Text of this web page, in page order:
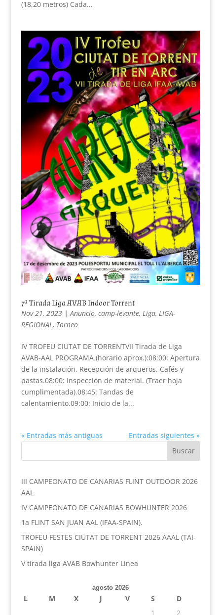
(18,20 metros) Cada...
7ª Tirada Liga AVAB Indoor Torrent
Nov 21, 2023| Anuncio, camp-levante, Liga, LIGA-
REGIONAL, Torneo
IV TROFEU CIUTAT DE TORRENTVII Tirada de Liga
AVAB-AAL PROGRAMA (horario aprox.):08:00: Apertura
de la instalación. Recepción de arqueros. Cafés y
pastas.08:00: Inspección de material. (Traer hoja
cumplimentada).08:45: Tandas de
calentamiento.09:00: Inicio de la...
« Entradas más antiguas Entradas siguientes »
III CAMPEONATO DE CANARIAS FLINT OUTDOOR 2026
AAL
IV CAMPEONATO DE CANARIAS BOWHUNTER 2026
1a FLINT SAN JUAN AAL (IFAA-SPAIN).
TROFEU FESTES CIUTAT DE TORRENT 2026 AAAL (TAI-
SPAIN)
V tirada liga AVAB Bowhunter Linea
agosto 2026
L M X J V S
D
1
2